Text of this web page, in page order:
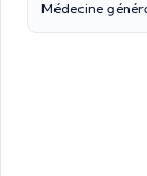
Médecine